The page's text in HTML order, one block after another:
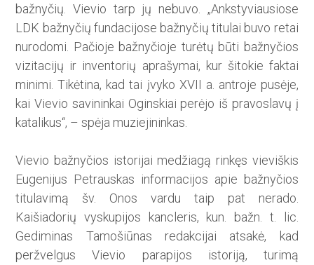
bažnyčių. Vievio tarp jų nebuvo. „Ankstyviausiose
LDK bažnyčių fundacijose bažnyčių titulai buvo retai
nurodomi. Pačio­je bažnyčio­je turėtų būti bažny­čios
vizitacijų ir inventorių aprašymai, kur šitokie faktai
minimi. Tikėtina, kad tai įvyko XVII a. antroje pusėje,
kai Vievio savininkai Oginskiai perėjo iš pravoslavų į
katalikus“, – spėja muziejininkas.
Vievio bažnyčios istorijai medžiagą rinkęs vieviškis
Eugenijus Petrauskas informacijos apie bažnyčios
titulavimą šv. Onos vardu taip pat nerado.
Kaišiadorių vyskupijos kancleris, kun. bažn. t. lic.
Gediminas Tamošiūnas redakcijai atsakė, kad
peržvelgus Vievio parapijos istoriją, turimą